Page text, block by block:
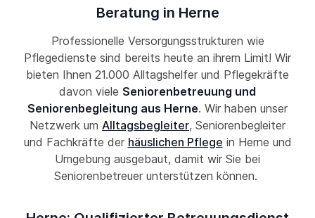
Beratung in Herne
Professionelle Versorgungsstrukturen wie
Pflegedienste sind bereits heute an ihrem Limit! Wir
bieten Ihnen 21.000 Alltagshelfer und Pflegekräfte
davon viele Seniorenbetreuung und
Seniorenbegleitung aus Herne. Wir haben unser
Netzwerk um Alltagsbegleiter, Seniorenbegleiter
und Fachkräfte der häuslichen Pflege in Herne und
Umgebung ausgebaut, damit wir Sie bei
Seniorenbetreuer unterstützen können.